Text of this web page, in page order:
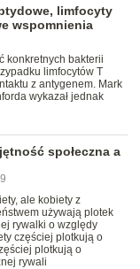
limfocyty
wspomnienia
konkretnych bakterii
limfocytów T
z antygenem. Mark
wykazał jednak
społeczna a
ale kobiety z
używają plotek
rywalki o względy
częściej plotkują o
plotkują o
rywali